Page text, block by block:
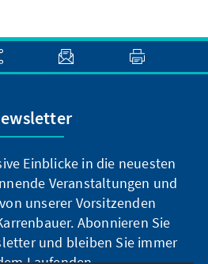
Einblicke in die neuesten
Veranstaltungen und
unserer Vorsitzenden
Abonnieren Sie
und bleiben Sie immer